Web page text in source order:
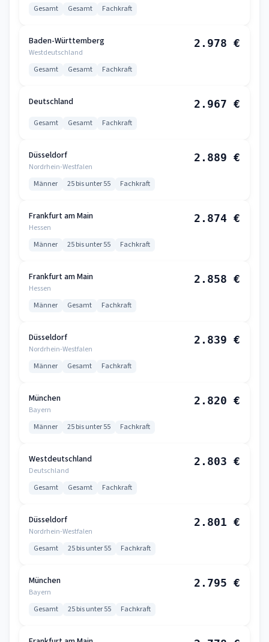
Gesamt Gesamt Fachkraft
Baden-Württemberg
Westdeutschland
2.978 €
Gesamt Gesamt Fachkraft
Deutschland 2.967 €
Gesamt Gesamt Fachkraft
Düsseldorf
Nordrhein-Westfalen
2.889 €
Männer 25 bis unter 55 Fachkraft
Frankfurt am Main
Hessen
2.874 €
Männer 25 bis unter 55 Fachkraft
Frankfurt am Main
Hessen
2.858 €
Männer Gesamt Fachkraft
Düsseldorf
Nordrhein-Westfalen
2.839 €
Männer Gesamt Fachkraft
München
Bayern
2.820 €
Männer 25 bis unter 55 Fachkraft
Westdeutschland
Deutschland
2.803 €
Gesamt Gesamt Fachkraft
Düsseldorf
Nordrhein-Westfalen
2.801 €
Gesamt 25 bis unter 55 Fachkraft
München
Bayern
2.795 €
Gesamt 25 bis unter 55 Fachkraft